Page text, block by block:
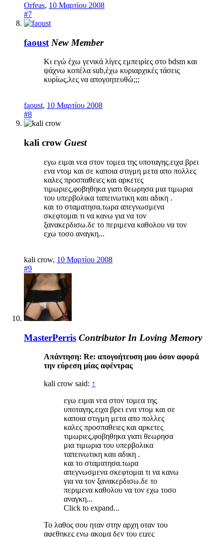
Orfeas, 10 Μαρτίου 2008
#7
faoust New Member
Κι εγώ έχω γενικά λίγες εμπειρίες στο bdsm και
ψάχνω κοπέλα sub,έχω κυριαρχικές τάσεις
κυρίως,λες να απογοητευθώ;;;
faoust, 10 Μαρτίου 2008
#8
kali crow Guest
εγω ειμαι νεα στον τομεα της υποταγης.ειχα βρει
ενα ντομ και σε καποια στιγμη μετα απο πολλες
καλες προσπαθειες και αρκετες
τιμωριες,φοβηθηκα γιατι θεωρησα μια τιμωρια
του υπερβολικα ταπεινωτικη καιι αδικη .
και το σταματησα.τωρα απεγνωσμενα
σκεφτομαι τι να κανω για να τον
ξανακερδισω.δε το περιμενα καθολου να τον
εχω τοσο αναγκη...
kali crow, 10 Μαρτίου 2008
#9
MasterPerris Contributor In Loving Memory
Απάντηση: Re: απογοήτευση μου όσον αφορά
την εύρεση μίας αφέντρας
kali crow said: ↑
εγω ειμαι νεα στον τομεα της
υποταγης.ειχα βρει ενα ντομ και σε
καποια στιγμη μετα απο πολλες
καλες προσπαθειες και αρκετες
τιμωριες,φοβηθηκα γιατι θεωρησα
μια τιμωρια του υπερβολικα
ταπεινωτικη καιι αδικη .
και το σταματησα.τωρα
απεγνωσμενα σκεφτομαι τι να κανω
για να τον ξανακερδισω.δε το
περιμενα καθολου να τον εχω τοσο
αναγκη...
Click to expand...
Το λαθος σου ηταν στην αρχη οταν του
αφεθηκες ενω ακομα δεν του ειχες